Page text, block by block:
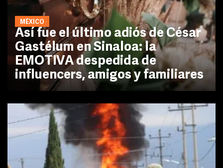
MÉXICO
Así fue el último adiós de César
Gastélum en Sinaloa: la
EMOTIVA despedida de
influencers, amigos y familiares